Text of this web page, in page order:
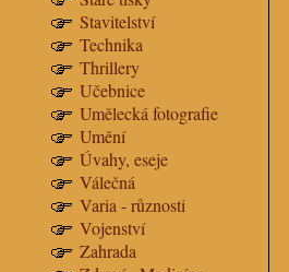
Stavitelství
Technika
Thrillery
Učebnice
Umělecká fotografie
Umění
Úvahy, eseje
Válečná
Varia - různosti
Vojenství
Zahrada